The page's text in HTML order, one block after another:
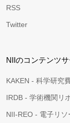
RSS
Twitter
NIIのコンテンツ
KAKEN - 科学研究
IRDB - 学術機関リ
NII-REO - 電子リソ